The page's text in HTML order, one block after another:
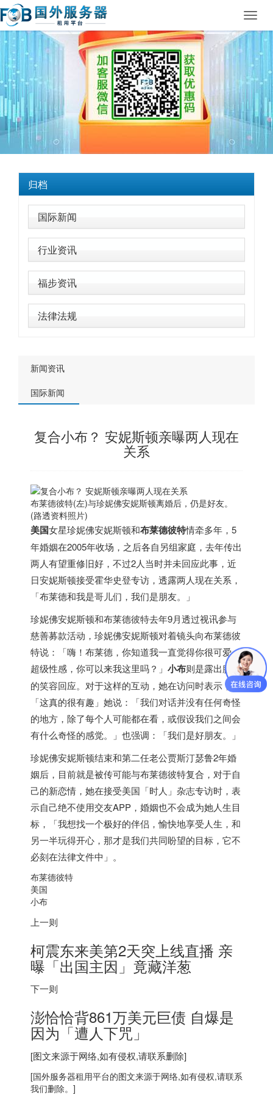
归档
国际新闻
行业资讯
福步资讯
法律法规
新闻资讯
国际新闻
复合小布？ 安妮斯顿亲曝两人现在
关系
布莱德彼特(左)与珍妮佛安妮斯顿离婚后，仍是好友。
(路透资料照片)
美国女星珍妮佛安妮斯顿和布莱德彼特情牵多年，5
年婚姻在2005年收场，之后各自另组家庭，去年传出
两人有望重修旧好，不过2人当时并未回应此事，近
日安妮斯顿接受霍华史登专访，透露两人现在关系，
「布莱德和我是哥儿们，我们是朋友。」
珍妮佛安妮斯顿和布莱德彼特去年9月透过视讯参与
慈善募款活动，珍妮佛安妮斯顿对着镜头向布莱德彼
特说：「嗨！布莱德，你知道我一直觉得你很可爱、
超级性感，你可以来我这里吗？」 小布则是露出腼腆
的笑容回应。对于这样的互动，她在访问时表示，
「这真的很有趣」她说：「我们对话并没有任何奇怪
的地方，除了每个人可能都在看，或假设我们之间会
有什么奇怪的感觉。」也强调：「我们是好朋友。」
珍妮佛安妮斯顿结束和第二任老公贾斯汀瑟鲁2年婚
姻后，目前就是被传可能与布莱德彼特复合，对于自
己的新恋情，她在接受美国「时人」杂志专访时，表
示自己绝不使用交友APP，婚姻也不会成为她人生目
标，「我想找一个极好的伴侣，愉快地享受人生，和
另一半玩得开心，那才是我们共同盼望的目标，它不
必刻在法律文件中」。
布莱德彼特
美国
小布
上一则
柯震东来美第2天突上线直播 亲
曝「出国主因」竟藏洋葱
下一则
澎恰恰背861万美元巨债 自爆是
因为「遭人下咒」
[图文来源于网络,如有侵权,请联系删除]
[国外服务器租用平台的图文来源于网络,如有侵权,请联系
我们删除。]